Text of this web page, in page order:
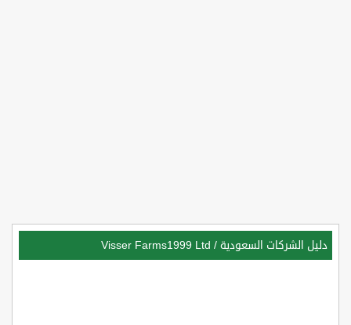
دليل الشركات السعودية /
Visser Farms1999 Ltd